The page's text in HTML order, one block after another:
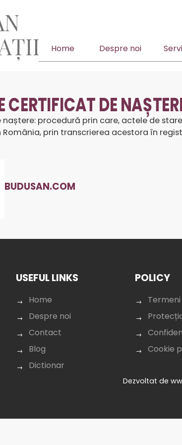
Home Despre noi
CERTIFICAT DE
procedură prin care, actele de
prin transcrierea acestora în
BUDUSAN.COM
USEFUL LINKS
Home
Despre noi
Contact
Blog
Dictionar
POLICY
Termeni
Cookie
Dezvoltat de